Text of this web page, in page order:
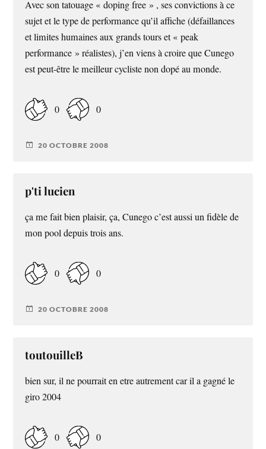
Avec son tatouage « doping free » , ses convictions à ce
sujet et le type de performance qu’il affiche (défaillances
et limites humaines aux grands tours et « peak
performance » réalistes), j’en viens à croire que Cunego
est peut-être le meilleur cycliste non dopé au monde.
0 0
20 OCTOBRE 2008
p'ti lucien
ça me fait bien plaisir, ça, Cunego c’est aussi un fidèle de
mon pool depuis trois ans.
0 0
20 OCTOBRE 2008
toutouilleB
bien sur, il ne pourrait en etre autrement car il a gagné le
giro 2004
0 0